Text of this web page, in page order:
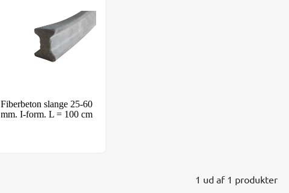
Fiberbeton slange 25-60
mm. I-form. L = 100 cm
1 ud af 1 produkter